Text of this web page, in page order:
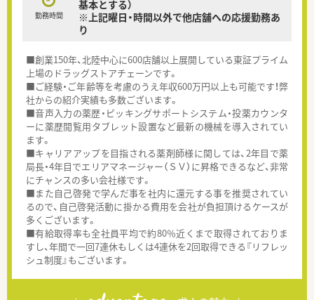
勤務時間
基本とする）
※上記曜日・時間以外で他店舗への応援勤務あ
り
■創業150年、北陸中心に600店舗以上展開している東証プライム
上場のドラッグストアチェーンです。
■ご経験・ご年齢等を考慮のうえ年収600万円以上も可能です！弊
社からの紹介実績も多数ございます。
■音声入力の薬歴・ピッキングサポートシステム・投薬カウンタ
ーに薬歴閲覧用タブレット設置など最新の機械を導入されてい
ます。
■キャリアアップを目指される薬剤師様に関しては、2年目で薬
局長・4年目でエリアマネージャー（ＳＶ）に昇格できるなど、非常
にチャンスの多い会社様です。
■また自己啓発で学んだ事を社内に還元する事を推奨されてい
るので、自己啓発活動に掛かる費用を会社が負担頂けるケースが
多くございます。
■有給取得率も全社員平均で約80％近くまで取得されておりま
すし、年間で一回7連休もしくは4連休を2回取得できる『リフレッ
シュ制度』もございます。